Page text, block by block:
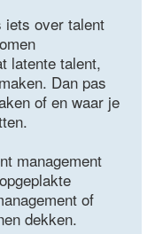
iets over talent
latente talent,
Dan pas
of en waar je
management
of
dekken.